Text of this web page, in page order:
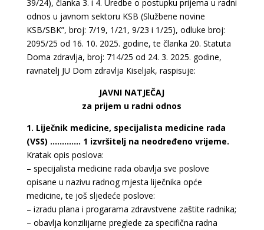
39/24), članka 3. i 4. Uredbe o postupku prijema u radni
odnos u javnom sektoru KSB (Službene novine
KSB/SBK”, broj: 7/19, 1/21, 9/23 i 1/25), odluke broj:
2095/25 od 16. 10. 2025. godine, te članka 20. Statuta
Doma zdravlja, broj: 714/25 od 24. 3. 2025. godine,
ravnatelj JU Dom zdravlja Kiseljak, raspisuje:
JAVNI NATJEČAJ
za prijem u radni odnos
1. Liječnik medicine, specijalista medicine rada
(VSS) …………. 1 izvršitelj na neodređeno vrijeme.
Kratak opis poslova:
– specijalista medicine rada obavlja sve poslove
opisane u nazivu radnog mjesta liječnika opće
medicine, te još sljedeće poslove:
– izradu plana i progarama zdravstvene zaštite radnika;
– obavlja konzilijarne preglede za specifična radna